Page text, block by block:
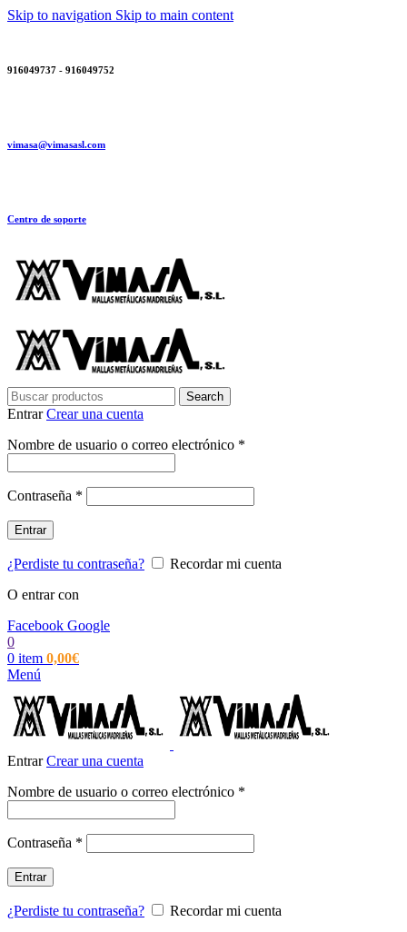
Skip to navigation Skip to main content
916049737 - 916049752
vimasa@vimasasl.com
Centro de soporte
Search
EntrarCrear una cuenta
Nombre de usuario o correo electrónico *
Contraseña *
Entrar
¿Perdiste tu contraseña?
Recordar mi cuenta
O entrar con
Facebook Google
0
0 item 0,00€
Menú
EntrarCrear una cuenta
Nombre de usuario o correo electrónico *
Contraseña *
Entrar
¿Perdiste tu contraseña?
Recordar mi cuenta